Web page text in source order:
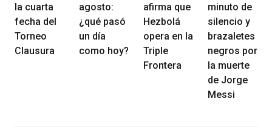
la cuarta
fecha del
Torneo
Clausura
agosto:
¿qué pasó
un día
como hoy?
afirma que
Hezbolá
opera en la
Triple
Frontera
minuto de
silencio y
brazaletes
negros por
la muerte
de Jorge
Messi